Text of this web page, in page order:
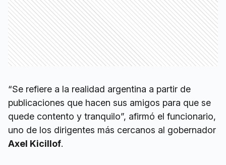
“Se refiere a la realidad argentina a partir de
publicaciones que hacen sus amigos para que se
quede contento y tranquilo”, afirmó el funcionario,
uno de los dirigentes más cercanos al gobernador
Axel Kicillof.